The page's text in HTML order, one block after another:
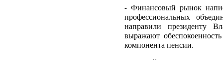
- Финансовый рынок
профессиональных
направили президенту
выражают
компонента пенсии.